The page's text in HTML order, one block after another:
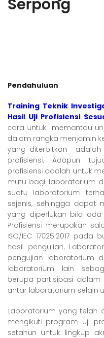
Serpong
Pendahuluan
Training Teknik
Hasil Uji Profisiensi
cara untuk memantau
dalam rangka menjamin
yang diterbitkan adalah
profisiensi. Adapun
profisiensi adalah untuk
mutu bagi laboratorium
suatu laboratorium
sejenis, sehingga dapat
yang diperlukan bila ada
Profisiensi merupakan
ISO/IEC 17025:2017
hasil pengujian.
pengujian laboratorium
laboratorium lain
berupa partisipasi dalam
antar laboratorium selain
Laboratorium yang telah
mengikuti program uji
setahun untuk lingkup